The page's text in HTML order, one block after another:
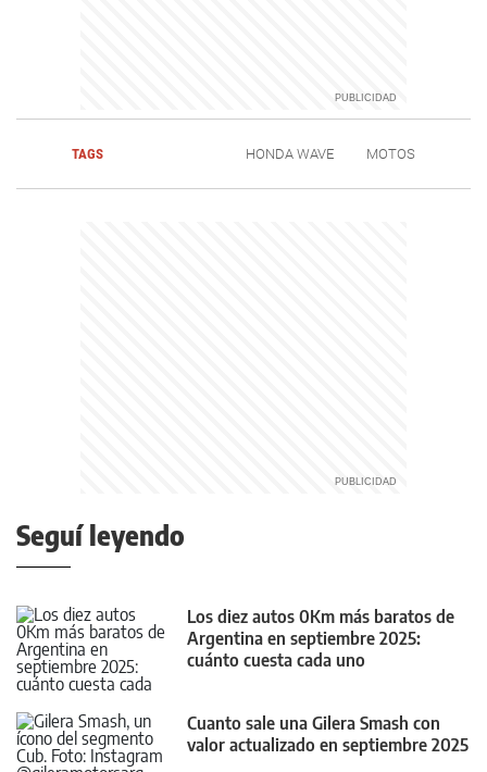
TAGS HONDA WAVE MOTOS
Seguí leyendo
Los diez autos 0Km más baratos de
Argentina en septiembre 2025:
cuánto cuesta cada uno
Cuanto sale una Gilera Smash con
valor actualizado en septiembre 2025